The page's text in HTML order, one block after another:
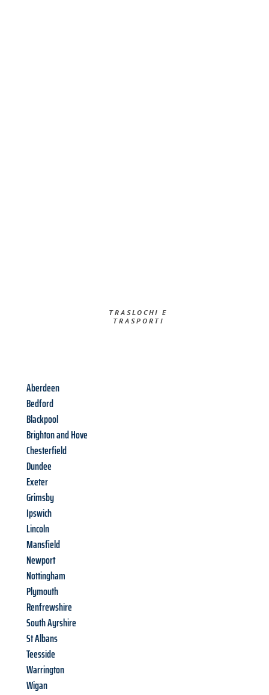
TRASLOCHI E
TRASPORTI​
Aberdeen
Bedford
Blackpool
Brighton and Hove
Chesterfield
Dundee
Exeter
Grimsby
Ipswich
Lincoln
Mansfield
Newport
Nottingham
Plymouth
Renfrewshire
South Ayrshire
St Albans
Teesside
Warrington
Wigan